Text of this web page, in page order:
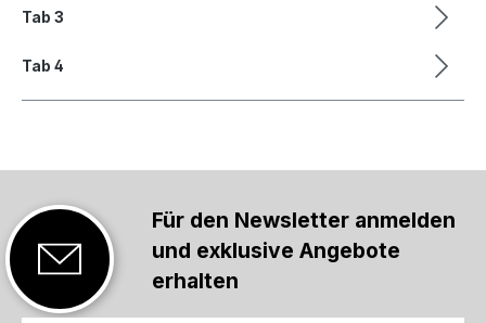
Tab 3
Tab 4
Für den Newsletter anmelden
und exklusive Angebote
erhalten